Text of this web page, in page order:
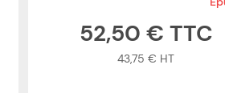
52,50 €
43,75 €